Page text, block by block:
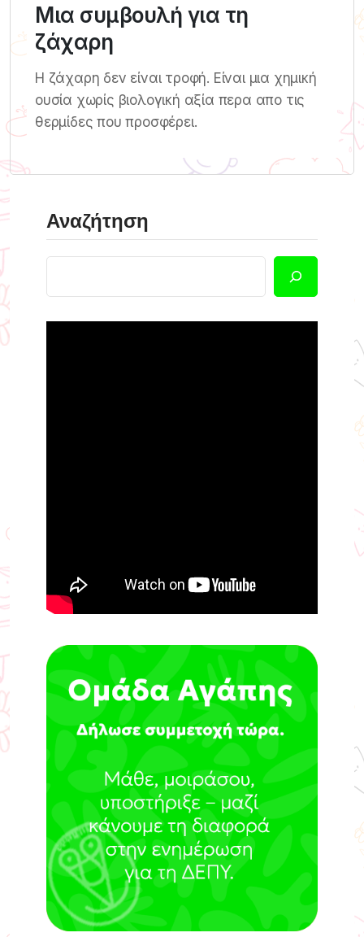
Μια συμβουλή για τη
ζάχαρη
Η ζάχαρη δεν είναι τροφή. Είναι μια χημική
ουσία χωρίς βιολογική αξία περα απο τις
θερμίδες που προσφέρει.
Αναζήτηση